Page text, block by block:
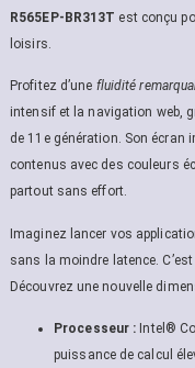
R565EP-BR313T est conçu
loisirs.
Profitez d’une fluidité
intensif et la navigation web,
de 11e génération. Son écran
contenus avec des couleurs
partout sans effort.
Imaginez lancer vos
sans la moindre latence.
Découvrez une nouvelle
Processeur : Intel®
puissance de calcul